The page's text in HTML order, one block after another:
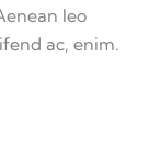
leo
ac, enim.